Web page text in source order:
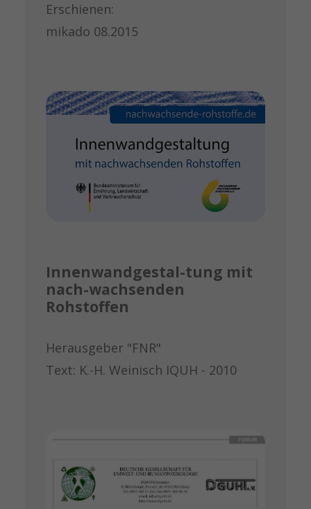
Erschienen:
mikado 08.2015
Innenwandgestal-tung mit
nach-wachsenden
Rohstoffen
Herausgeber "FNR"
Text: K.-H. Weinisch IQUH - 2010